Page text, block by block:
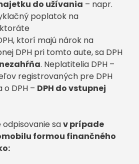
do užívania – napr.
poplatok na
ktorí majú nárok na
DPH pri tomto aute, sa DPH
nezahŕňa. Neplatitelia DPH –
registrovaných pre DPH
DPH – DPH do vstupnej
sav prípade
formou finančného